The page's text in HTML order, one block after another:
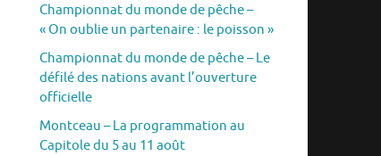
Championnat du monde de pêche –
« On oublie un partenaire : le poisson »
Championnat du monde de pêche – Le
défilé des nations avant l’ouverture
officielle
Montceau – La programmation au
Capitole du 5 au 11 août